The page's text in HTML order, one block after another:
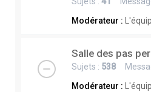
Modérateur :
Salle des pas
Sujets : 538
Modérateur :